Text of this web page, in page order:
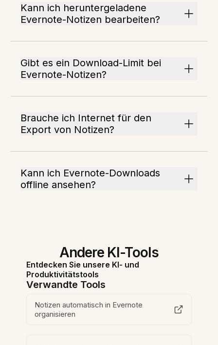
Kann ich heruntergeladene
Evernote-Notizen bearbeiten?
Gibt es ein Download-Limit bei
Evernote-Notizen?
Brauche ich Internet für den
Export von Notizen?
Kann ich Evernote-Downloads
offline ansehen?
Andere KI-Tools
Entdecken Sie unsere KI- und
Produktivitätstools
Verwandte Tools
Notizen automatisch in Evernote
organisieren